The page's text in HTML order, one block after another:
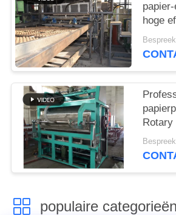
hoge
Rotary
Egg
populaire categorieën